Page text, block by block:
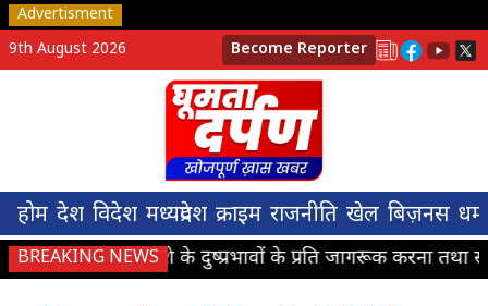
Advertisment
9th August 2026
Become Reporter
होम देश विदेश मध्यप्रदेश क्राइम राजनीति खेल बिज़नस धर्म
BREAKING NEWS
बच्चों को नशे के दुष्प्रभावों के प्रति जागरूक करना तथा